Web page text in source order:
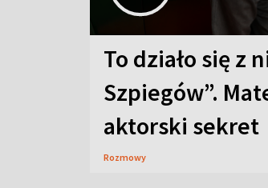
To działo się z
Szpiegów”.
aktorski sekret
Rozmowy